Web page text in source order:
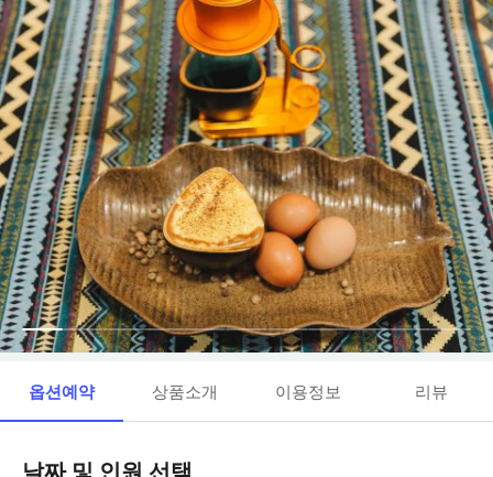
옵션예약 상품소개 이용정보 리뷰
날짜 및 인원 선택